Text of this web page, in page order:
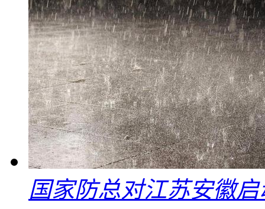
国家防总对江苏安徽